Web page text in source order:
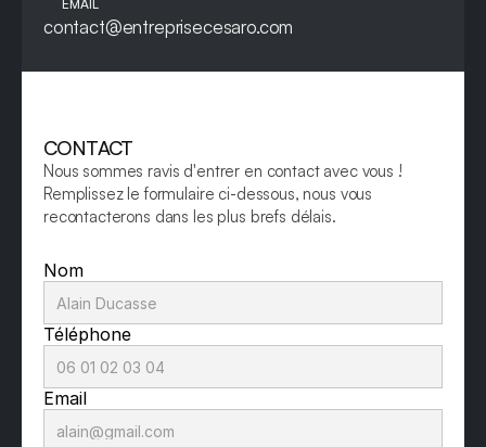
EMAIL
contact@entreprisecesaro.com
CONTACT
Nous sommes ravis d'entrer en contact avec vous !
Remplissez le formulaire ci-dessous, nous vous
recontacterons dans les plus brefs délais.
Nom
Téléphone
Email